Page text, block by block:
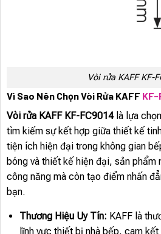
Vòi rửa KAFF KF-
Vì Sao Nên Chọn Vòi Rửa KAFF KF-
Vòi rửa KAFF KF-FC9014là lựa
tìm kiếm sự kết hợp giữa thiết kế
tiện ích hiện đại trong không gian
bóng và thiết kế hiện đại, sản phẩm
công năng mà còn tạo điểm nhấn
bạn.
Thương Hiệu Uy Tín: KAFF là
lĩnh vực thiết bị nhà bếp, cam